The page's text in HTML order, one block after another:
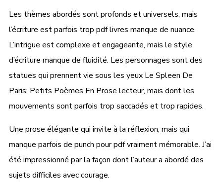
Les thèmes abordés sont profonds et universels, mais
l’écriture est parfois trop pdf livres manque de nuance.
L’intrigue est complexe et engageante, mais le style
d’écriture manque de fluidité. Les personnages sont des
statues qui prennent vie sous les yeux Le Spleen De
Paris: Petits Poèmes En Prose lecteur, mais dont les
mouvements sont parfois trop saccadés et trop rapides.
Une prose élégante qui invite à la réflexion, mais qui
manque parfois de punch pour pdf vraiment mémorable. J’ai
été impressionné par la façon dont l’auteur a abordé des
sujets difficiles avec courage.